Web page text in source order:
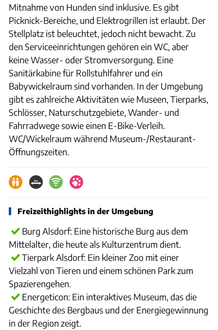
Mitnahme von Hunden sind inklusive. Es gibt
Picknick-Bereiche, und Elektrogrillen ist erlaubt. Der
Stellplatz ist beleuchtet, jedoch nicht bewacht. Zu
den Serviceeinrichtungen gehören ein WC, aber
keine Wasser- oder Stromversorgung. Eine
Sanitärkabine für Rollstuhlfahrer und ein
Babywickelraum sind vorhanden. In der Umgebung
gibt es zahlreiche Aktivitäten wie Museen, Tierparks,
Schlösser, Naturschutzgebiete, Wander- und
Fahrradwege sowie einen E-Bike-Verleih.
WC/Wickelraum während Museum-/Restaurant-
Öffnungszeiten.
Freizeithighlights in der Umgebung
Burg Alsdorf: Eine historische Burg aus dem
Mittelalter, die heute als Kulturzentrum dient.
Tierpark Alsdorf: Ein kleiner Zoo mit einer
Vielzahl von Tieren und einem schönen Park zum
Spazierengehen.
Energeticon: Ein interaktives Museum, das die
Geschichte des Bergbaus und der Energiegewinnung
in der Region zeigt.